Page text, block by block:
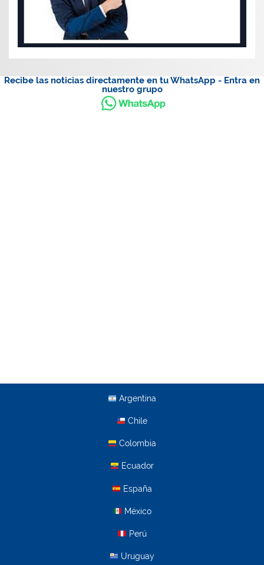
Recibe las noticias directamente en tu WhatsApp - Entra en
nuestro grupo
Argentina
Chile
Colombia
Ecuador
España
México
Perú
Uruguay